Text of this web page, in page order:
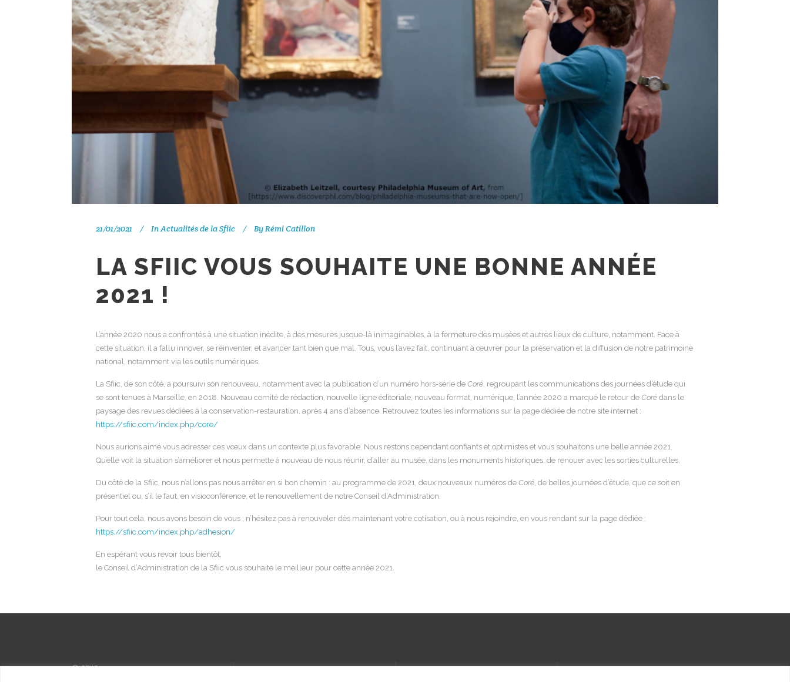
21/01/2021 InActualités de la Sfiic ByRémi Catillon
LA SFIIC VOUS SOUHAITE UNE BONNE ANNÉE
2021 !
L’année 2020 nous a confrontés à une situation inédite, à des mesures jusque-là inimaginables, à la fermeture des musées et autres lieux de culture, notamment. Face à
cette situation, il a fallu innover, se réinventer, et avancer tant bien que mal. Tous, vous l’avez fait, continuant à œuvrer pour la préservation et la diffusion de notre patrimoine
national, notamment via les outils numériques.
La Sfiic, de son côté, a poursuivi son renouveau, notamment avec la publication d’un numéro hors-série de Coré, regroupant les communications des journées d’étude qui
se sont tenues à Marseille, en 2018. Nouveau comité de rédaction, nouvelle ligne éditoriale, nouveau format, numérique, l’année 2020 a marqué le retour de Coré dans le
paysage des revues dédiées à la conservation-restauration, après 4 ans d’absence. Retrouvez toutes les informations sur la page dédiée de notre site internet :
https://sfiic.com/index.php/core/
Nous aurions aimé vous adresser ces vœux dans un contexte plus favorable. Nous restons cependant confiants et optimistes et vous souhaitons une belle année 2021.
Qu’elle voit la situation s’améliorer et nous permette à nouveau de nous réunir, d’aller au musée, dans les monuments historiques, de renouer avec les sorties culturelles.
Du côté de la Sfiic, nous n’allons pas nous arrêter en si bon chemin : au programme de 2021, deux nouveaux numéros de Coré, de belles journées d’étude, que ce soit en
présentiel ou, s’il le faut, en visioconférence, et le renouvellement de notre Conseil d’Administration.
Pour tout cela, nous avons besoin de vous ; n’hésitez pas à renouveler dès maintenant votre cotisation, ou à nous rejoindre, en vous rendant sur la page dédiée :
https://sfiic.com/index.php/adhesion/
En espérant vous revoir tous bientôt,
le Conseil d’Administration de la Sfiic vous souhaite le meilleur pour cette année 2021.
© SFIIC, 2023